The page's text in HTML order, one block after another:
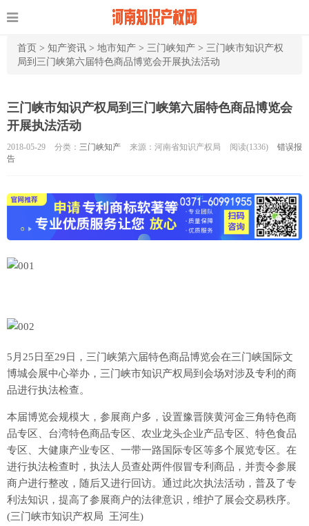
首页 > 知产资讯 > 地市知产 > 三门峡知产 > 三门峡市知识产权
局到三门峡第六届特色商品博览会开展执法活动
三门峡市知识产权局到三门峡第六届特色商品博览会
开展执法活动
2018-05-29 分类： 三门峡知产 来源：河南省知识产权局 阅读(1336)
错误报
告
5月25日至29日，三门峡第六届特色商品博览会在三门峡国际文
博城会展中心举办，三门峡市知识产权局到会场对涉及专利的商
品进行执法检查。
本届博览会规模大，参展商户多，设置豫晋陕黄河金三角特色商
品专区、台湾特色商品专区、农业龙头企业产品专区、特色食品
专区、大健康产业专区、一带一路国际专区等多个展览专区。在
进行执法检查时，执法人员查处两件假冒专利商品，并责令参展
商户进行整改，随后又进行回访。通过此次执法活动，普及了专
利法知识，提高了参展商户的法律意识，维护了展会交易秩序。
(三门峡市知识产权局 王河生)